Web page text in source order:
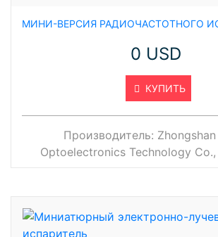
0 USD
КУПИТЬ
Производитель:
Optoelectronics Technology